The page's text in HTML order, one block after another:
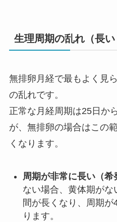
生理周期の乱れ（長い
無排卵月経で最もよく見
の乱れです。
正常な月経周期は25日か
が、無排卵の場合はこの
くなります。
周期が非常に長い（希
ない場合、黄体期が
間が長くなり、周期
ります。